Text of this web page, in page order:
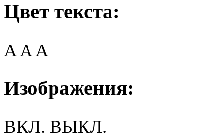
Цвет текста:
AAA
Изображения:
ВКЛ. ВЫКЛ.